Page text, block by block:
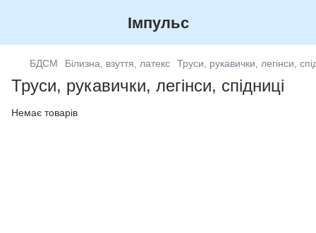
Імпульс
БДСМ Білизна, взуття, латекс Труси, рукавички, легінси,
Труси, рукавички, легінси, спідниці
Немає товарів